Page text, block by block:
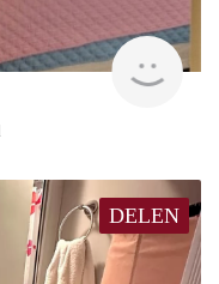
DELEN